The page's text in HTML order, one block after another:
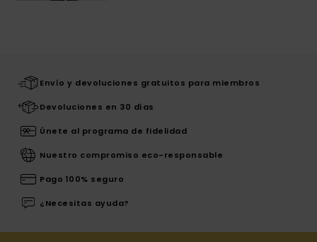
Envío y devoluciones gratuitos para miembros
Devoluciones en 30 días
Únete al programa de fidelidad
Nuestro compromiso eco-responsable
Pago 100% seguro
¿Necesitas ayuda?